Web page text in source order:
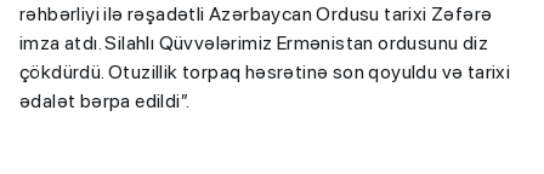
rəhbərliyi ilə rəşadətli Azərbaycan Ordusu tarixi Zəfərə
imza atdı. Silahlı Qüvvələrimiz Ermənistan ordusunu diz
çökdürdü. Otuzillik torpaq həsrətinə son qoyuldu və tarixi
ədalət bərpa edildi”.